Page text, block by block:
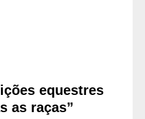
equestres
as raças”